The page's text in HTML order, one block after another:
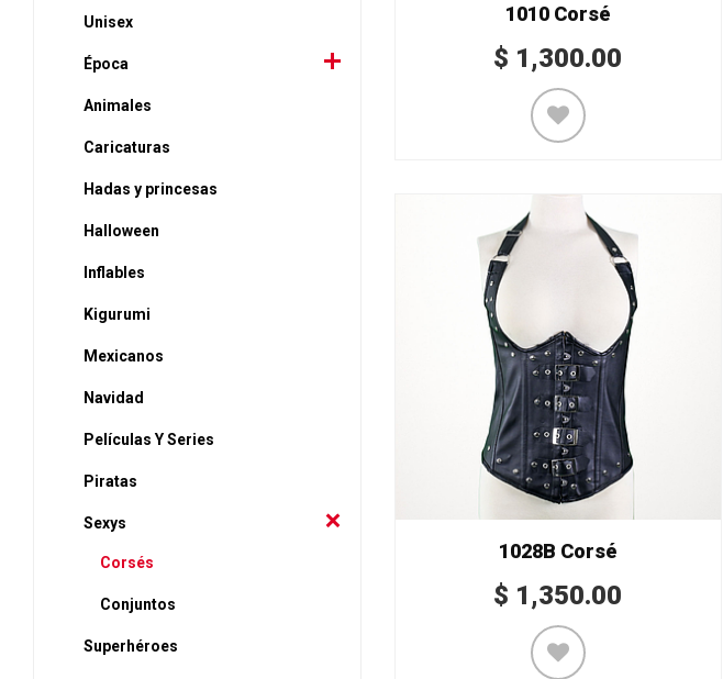
Unisex
Época
Animales
Caricaturas
Hadas y princesas
Halloween
Inflables
Kigurumi
Mexicanos
Navidad
Películas Y Series
Piratas
Sexys
Corsés
Conjuntos
Superhéroes
1010 Corsé
$ 1,300.00
1028B Corsé
$ 1,350.00